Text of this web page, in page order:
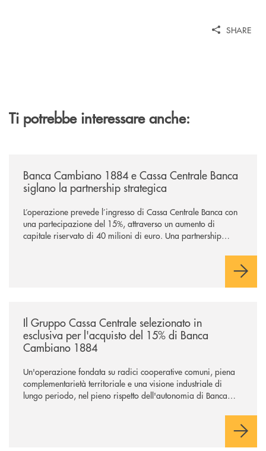
SHARE
Ti potrebbe interessare anche:
Banca Cambiano 1884 e Cassa Centrale Banca
siglano la partnership strategica
L’operazione prevede l’ingresso di Cassa Centrale Banca con
una partecipazione del 15%, attraverso un aumento di
capitale riservato di 40 milioni di euro. Una partnership
comuni e sulla prossimità ai territori, per ampliare l’offerta e
Il Gruppo Cassa Centrale selezionato in
esclusiva per l'acquisto del 15% di Banca
Cambiano 1884
Un'operazione fondata su radici cooperative comuni, piena
complementarietà territoriale e una visione industriale di
lungo periodo, nel pieno rispetto dell'autonomia di Banca
negoziazione esclusiva per la finalizzazione dell’operazione.